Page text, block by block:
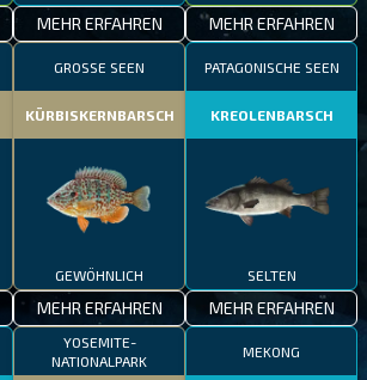
MEHR ERFAHREN MEHR ERFAHREN
GROSSE SEEN
KÜRBISKERNBARSCH
GEWÖHNLICH
MEHR ERFAHREN
PATAGONISCHE SEEN
KREOLENBARSCH
SELTEN
MEHR ERFAHREN
YOSEMITE-
NATIONALPARK
MEKONG